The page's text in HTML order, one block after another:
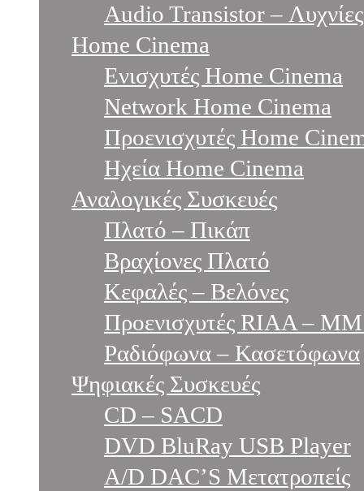
Audio Transistor – Λυχνίες
Home Cinema
Ενισχυτές Home Cinema
Network Home Cinema
Προενισχυτές Home
Ηχεία Home Cinema
Αναλογικές Συσκευές
Πλατό – Πικάπ
Βραχίονες Πλατό
Κεφαλές – Βελόνες
Προενισχυτές RIAA –
Ραδιόφωνα – Κασετόφωνα
Ψηφιακές Συσκευές
CD – SACD
DVD BluRay USB Player
A/D DAC’S Μετατροπείς